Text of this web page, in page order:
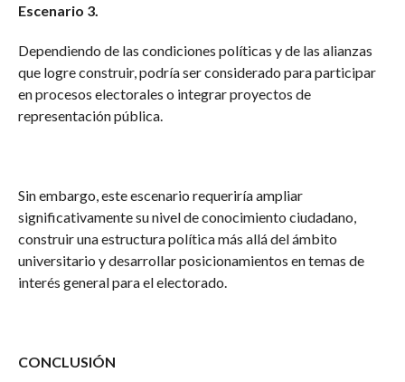
Escenario 3.
Dependiendo de las condiciones políticas y de las alianzas
que logre construir, podría ser considerado para participar
en procesos electorales o integrar proyectos de
representación pública.
Sin embargo, este escenario requeriría ampliar
significativamente su nivel de conocimiento ciudadano,
construir una estructura política más allá del ámbito
universitario y desarrollar posicionamientos en temas de
interés general para el electorado.
CONCLUSIÓN